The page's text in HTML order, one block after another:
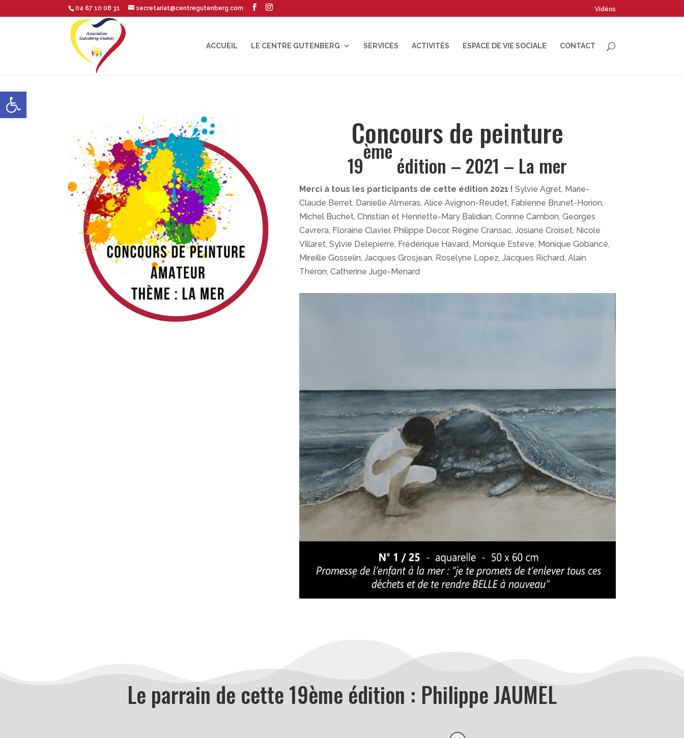
Ouvrir la barre d’outils
04 67 10 08 31 secretariat@centregutenberg.com Vidéos
ACCUEIL LE CENTRE GUTENBERG SERVICES ACTIVITÉS ESPACE DE VIE SOCIALE CONTACT
Concours de peinture
19
ème
édition – 2021 – La mer
Merci à tous les participants de cette édition 2021 ! Sylvie Agret, Marie-
Claude Berret, Danielle Almeras, Alice Avignon-Reudet, Fabienne Brunet-Horion,
Michel Buchet, Christian et Henriette-Mary Balidian, Corinne Cambon, Georges
Cavrera, Floraine Clavier, Philippe Decor, Régine Cransac, Josiane Croiset, Nicole
Villaret, Sylvie Delepierre, Frédérique Havard, Monique Esteve, Monique Gobancé,
Mireille Gosselin, Jacques Grosjean, Roselyne Lopez, Jacques Richard, Alain
Théron, Catherine Juge-Menard
Le parrain de cette 19ème édition : Philippe JAUMEL